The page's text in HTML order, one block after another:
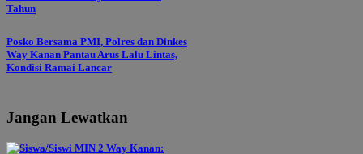
Tahun
Posko Bersama PMI, Polres dan Dinkes
Way Kanan Pantau Arus Lalu Lintas,
Kondisi Ramai Lancar
Jangan Lewatkan